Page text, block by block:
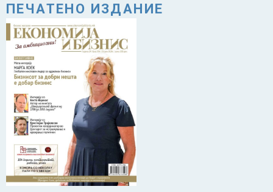
ПЕЧАТЕНО ИЗДАНИЕ